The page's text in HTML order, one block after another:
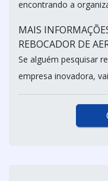
encontrando a
MAIS
REBOCADOR DE
Se alguém pesquisar
empresa inovadora,